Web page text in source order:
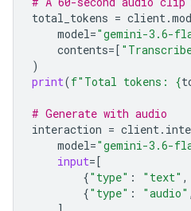
total_tokens = client.
model="gemini-3.6-
contents=[
)
print(f"Total tokens: {
# Generate with audio
interaction = client.
model="gemini-3.6-
input=[
{"type" : "text" ,
{"type" : "audio" ,